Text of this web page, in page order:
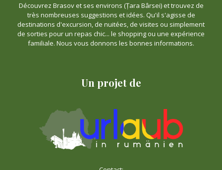
Découvrez Brasov et ses environs (Țara Bârsei) et trouvez de
très nombreuses suggestions et idées. Qu'il s'agisse de
destinations d'excursion, de nuitées, de visites ou simplement
de sorties pour un repas chic... le shopping ou une expérience
familiale. Nous vous donnons les bonnes informations.
Un projet de